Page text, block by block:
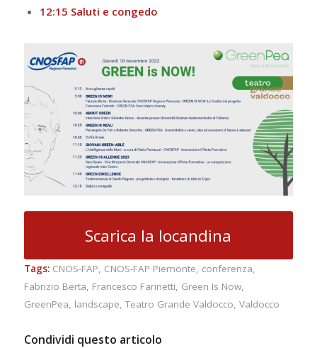
12:15 Saluti e congedo
Scarica la locandina
Tags: CNOS-FAP, CNOS-FAP Piemonte, conferenza,
Fabrizio Berta, Francesco Farinetti, Green Is Now,
GreenPea, landscape, Teatro Grande Valdocco, Valdocco
Condividi questo articolo